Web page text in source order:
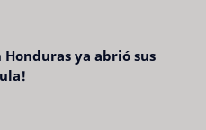
Honduras ya abrió sus